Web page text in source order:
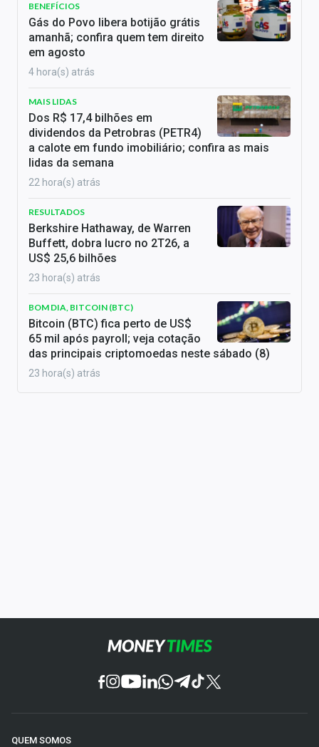
BENEFÍCIOS
Gás do Povo libera botijão grátis
amanhã; confira quem tem direito
em agosto
4 hora(s) atrás
MAIS LIDAS
Dos R$ 17,4 bilhões em
dividendos da Petrobras (PETR4)
a calote em fundo imobiliário; confira as mais
lidas da semana
22 hora(s) atrás
RESULTADOS
Berkshire Hathaway, de Warren
Buffett, dobra lucro no 2T26, a
US$ 25,6 bilhões
23 hora(s) atrás
BOM DIA, BITCOIN (BTC)
Bitcoin (BTC) fica perto de US$
65 mil após payroll; veja cotação
das principais criptomoedas neste sábado (8)
23 hora(s) atrás
QUEM SOMOS